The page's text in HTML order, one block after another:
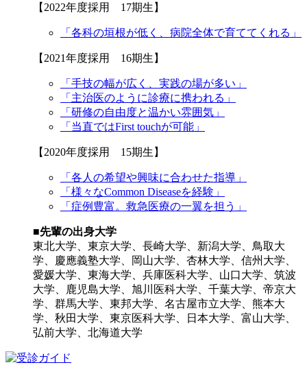
【2022年度採用 17期生】
「各科の垣根が低く、病院全体で育ててくれる」
【2021年度採用 16期生】
「手技の幅が広く、実践の場が多い」
「主治医のように診療に携われる」
「研修の自由度と温かい雰囲気」
「当直ではFirst touchが可能」
【2020年度採用 15期生】
「各人の希望や興味に合わせた指導」
「様々なCommon Diseaseを経験」
「症例豊富。救急医療の一翼を担う」
■先輩の出身大学
東北大学、東京大学、長崎大学、新潟大学、鳥取大
学、慶應義塾大学、岡山大学、杏林大学、信州大学、
愛媛大学、東海大学、兵庫医科大学、山口大学、筑波
大学、鹿児島大学、旭川医科大学、千葉大学、帝京大
学、群馬大学、東邦大学、名古屋市立大学、熊本大
学、秋田大学、東京医科大学、日本大学、富山大学、
弘前大学、北海道大学